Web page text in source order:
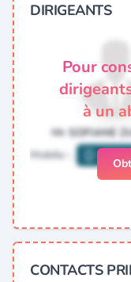
DIRIGEANTS
Pour
à un
CONTACTS